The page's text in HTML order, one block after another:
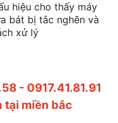
hiệu cho thấy máy
bát bị tắc nghẽn và
xử lý
- 0917.41.81.91
tại miền bắc